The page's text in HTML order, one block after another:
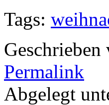
Tags:
Permalink
Abgelegt